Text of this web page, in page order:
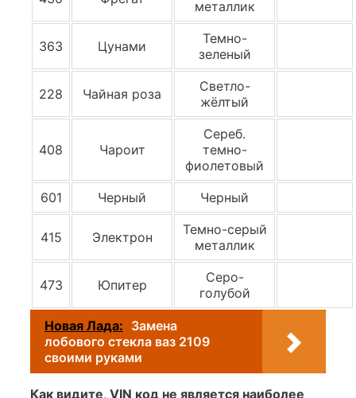
металлик
363 Цунами
Темно-
зеленый
228 Чайная роза
Светло-
жёлтый
408 Чароит
Сереб.
темно-
фиолетовый
601
Черный Черный
415 Электрон
Темно-серый
металлик
473 Юпитер
Серо-
голубой
Новая Лада: Замена
лобового стекла ваз 2109
своими руками
Как видите, VIN код не является наиболее